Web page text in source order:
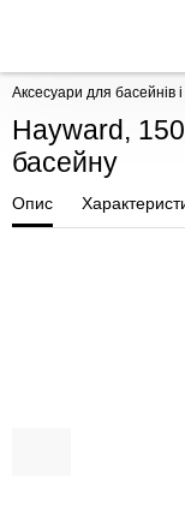
Аксесуари для басейнів і
Hayward,
басейну
Опис